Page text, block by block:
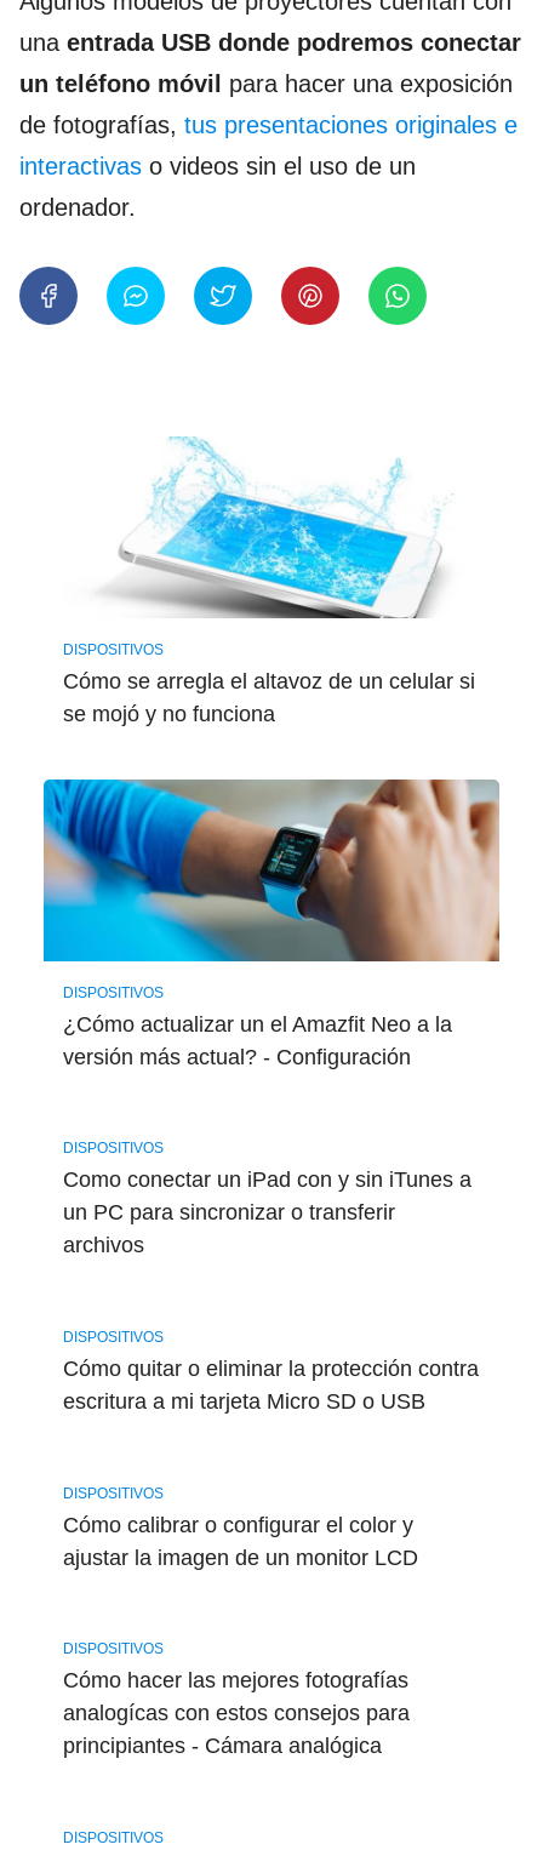
una entrada USB donde podremos conectar
un teléfono móvil para hacer una exposición
de fotografías, tus presentaciones originales e
interactivas o videos sin el uso de un
ordenador.
DISPOSITIVOS
Cómo se arregla el altavoz de un celular si
se mojó y no funciona
DISPOSITIVOS
¿Cómo actualizar un el Amazfit Neo a la
versión más actual? - Configuración
DISPOSITIVOS
Como conectar un iPad con y sin iTunes a
un PC para sincronizar o transferir
archivos
DISPOSITIVOS
Cómo quitar o eliminar la protección contra
escritura a mi tarjeta Micro SD o USB
DISPOSITIVOS
Cómo calibrar o configurar el color y
ajustar la imagen de un monitor LCD
DISPOSITIVOS
Cómo hacer las mejores fotografías
analogícas con estos consejos para
principiantes - Cámara analógica
DISPOSITIVOS